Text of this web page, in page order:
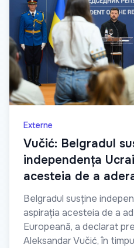
Externe
Vučić: Belgradul
independența
acesteia de a
Belgradul susține
aspirația acesteia de a
Europeană, a declarat
Aleksandar Vučić, în